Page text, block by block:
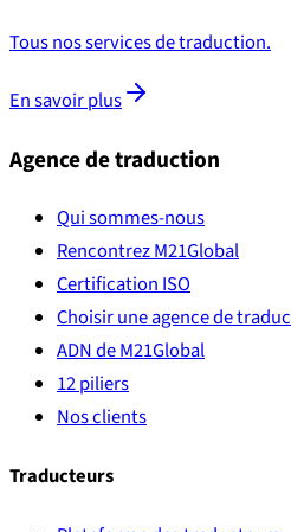
Tous nos services de traduction.
En savoir plus
Agence de traduction
Qui sommes-nous
Rencontrez M21Global
Certification ISO
Choisir une agence de
ADN de M21Global
12 piliers
Nos clients
Traducteurs